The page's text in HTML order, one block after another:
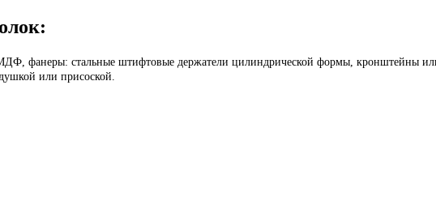
фанеры: стальные штифтовые держатели цилиндрической формы, кронштейны или
или присоской.